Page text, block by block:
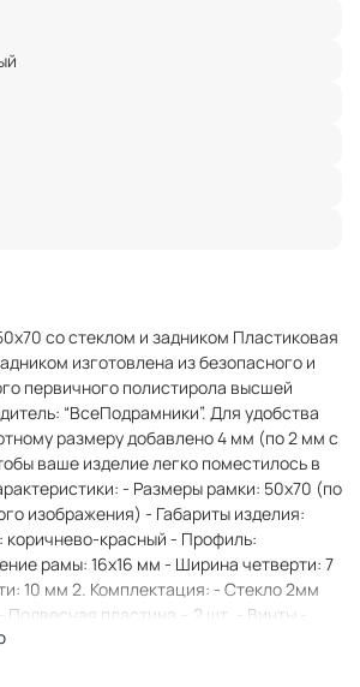
со стеклом и задником Пластиковая
изготовлена из безопасного и
первичного полистирола высшей
“ВсеПодрамники”. Для удобства
размеру добавлено 4 мм (по 2 мм с
ваше изделие легко поместилось в
- Размеры рамки: 50x70 (по
изображения) - Габариты изделия:
коричнево-красный - Профиль:
рамы: 16x16 мм - Ширина четверти: 7
10 мм 2. Комплектация: - Стекло 2мм
пластина – 2 шт. - Винты -
задника 3. Назначение: - Подходит